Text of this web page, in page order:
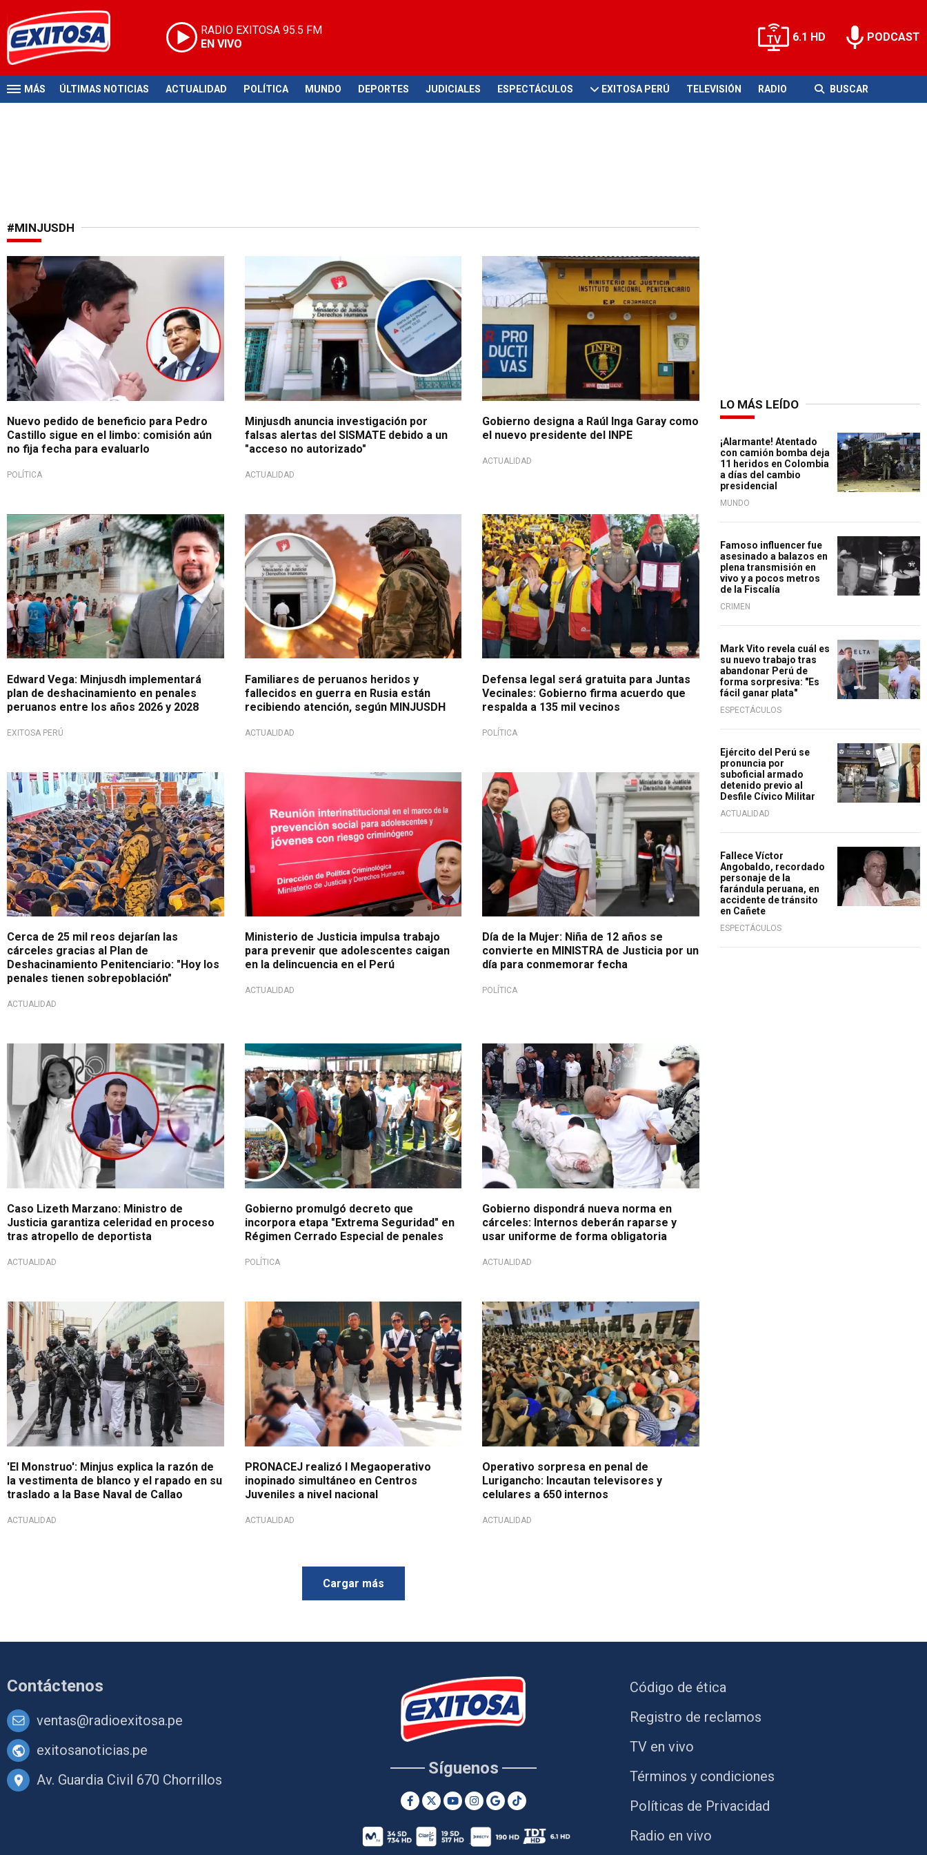
RADIO EXITOSA 95.5 FM
EN VIVO
6.1 HD PODCAST
MÁS ÚLTIMAS NOTICIAS ACTUALIDAD POLÍTICA MUNDO DEPORTES JUDICIALES ESPECTÁCULOS EXITOSA PERÚ TELEVISIÓN RADIO BUSCAR
#MINJUSDH
Sesión sin fecha
Nuevo pedido de beneficio para Pedro
Castillo sigue en el limbo: comisión aún
no fija fecha para evaluarlo
POLÍTICA
Alarmas engañosas
Minjusdh anuncia investigación por
falsas alertas del SISMATE debido a un
"acceso no autorizado"
ACTUALIDAD
Normas legales
Gobierno designa a Raúl Inga Garay como
el nuevo presidente del INPE
ACTUALIDAD
Sistema penitenciario
Edward Vega: Minjusdh implementará
plan de deshacinamiento en penales
peruanos entre los años 2026 y 2028
EXITOSA PERÚ
Por vulneración de derechos
Familiares de peruanos heridos y
fallecidos en guerra en Rusia están
recibiendo atención, según MINJUSDH
ACTUALIDAD
Más de 11 mil juntas
Defensa legal será gratuita para Juntas
Vecinales: Gobierno firma acuerdo que
respalda a 135 mil vecinos
POLÍTICA
A tener en cuenta
Cerca de 25 mil reos dejarían las
cárceles gracias al Plan de
Deshacinamiento Penitenciario: "Hoy los
penales tienen sobrepoblación"
ACTUALIDAD
Ministerio de Justicia impulsa trabajo
para prevenir que adolescentes caigan
en la delincuencia en el Perú
ACTUALIDAD
Gesto conmemorativo
Día de la Mujer: Niña de 12 años se
convierte en MINISTRA de Justicia por un
día para conmemorar fecha
POLÍTICA
Investigación en curso
Caso Lizeth Marzano: Ministro de
Justicia garantiza celeridad en proceso
tras atropello de deportista
ACTUALIDAD
Ante crisis de inseguridad
Gobierno promulgó decreto que
incorpora etapa "Extrema Seguridad" en
Régimen Cerrado Especial de penales
POLÍTICA
Endurecimiento penitenciario
Gobierno dispondrá nueva norma en
cárceles: Internos deberán raparse y
usar uniforme de forma obligatoria
ACTUALIDAD
Esta es la razón
'El Monstruo': Minjus explica la razón de
la vestimenta de blanco y el rapado en su
traslado a la Base Naval de Callao
ACTUALIDAD
Proceso de reinserción social
PRONACEJ realizó I Megaoperativo
inopinado simultáneo en Centros
Juveniles a nivel nacional
ACTUALIDAD
Habrían realizado llamadas
Operativo sorpresa en penal de
Lurigancho: Incautan televisores y
celulares a 650 internos
ACTUALIDAD
Cargar más
LO MÁS LEÍDO
¡Alarmante! Atentado
con camión bomba deja
11 heridos en Colombia
a días del cambio
presidencial
MUNDO
Famoso influencer fue
asesinado a balazos en
plena transmisión en
vivo y a pocos metros
de la Fiscalía
CRIMEN
Mark Vito revela cuál es
su nuevo trabajo tras
abandonar Perú de
forma sorpresiva: "Es
fácil ganar plata"
ESPECTÁCULOS
Ejército del Perú se
pronuncia por
suboficial armado
detenido previo al
Desfile Cívico Militar
ACTUALIDAD
Fallece Víctor
Angobaldo, recordado
personaje de la
farándula peruana, en
accidente de tránsito
en Cañete
ESPECTÁCULOS
Contáctenos
ventas@radioexitosa.pe
exitosanoticias.pe
Av. Guardia Civil 670 Chorrillos
Síguenos
Código de ética
Registro de reclamos
TV en vivo
Términos y condiciones
Políticas de Privacidad
Radio en vivo